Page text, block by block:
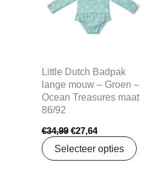
Little Dutch Badpak
lange mouw – Groen –
Ocean Treasures maat
86/92
€34,99 €27,64
Selecteer opties